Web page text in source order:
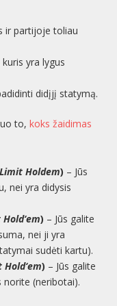
ir partijoje toliau
yra lygus
didįjį statymą.
to, koks žaidimas
Holdem) – Jūs
nei yra didysis
) – Jūs galite
nei ji yra
sudėti kartu).
) – Jūs galite
norite (neribotai).